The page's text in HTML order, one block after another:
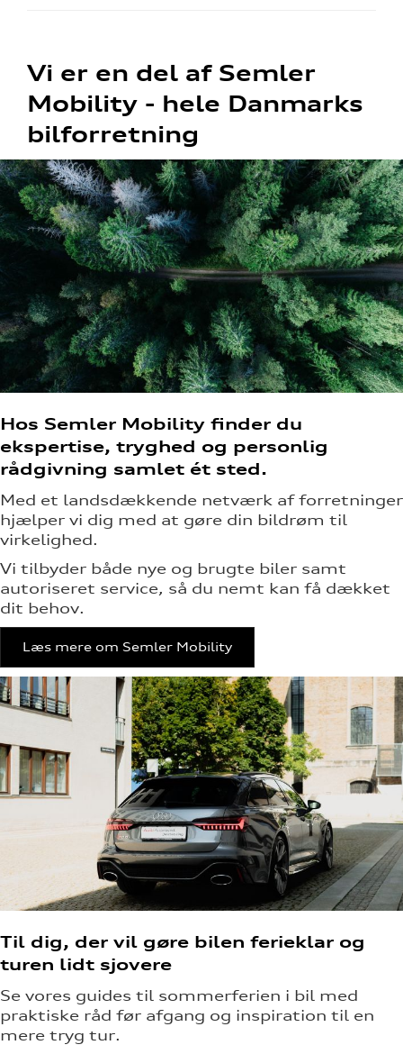
Vi er en del af Semler
Mobility - hele Danmarks
bilforretning
Hos Semler Mobility finder du
ekspertise, tryghed og personlig
rådgivning samlet ét sted.
Med et landsdækkende netværk af forretninger
hjælper vi dig med at gøre din bildrøm til
virkelighed.
Vi tilbyder både nye og brugte biler samt
autoriseret service, så du nemt kan få dækket
dit behov.
Læs mere om Semler Mobility
Til dig, der vil gøre bilen ferieklar og
turen lidt sjovere
Se vores guides til sommerferien i bil med
praktiske råd før afgang og inspiration til en
mere tryg tur.